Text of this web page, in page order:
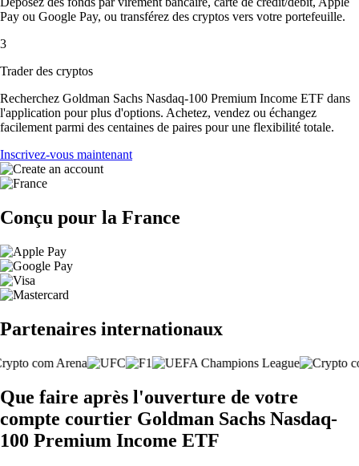
Pay ou Google Pay, ou transférez des cryptos vers votre portefeuille.
3
Trader des cryptos
Recherchez Goldman Sachs Nasdaq-100 Premium Income ETF dans
l'application pour plus d'options. Achetez, vendez ou échangez
facilement parmi des centaines de paires pour une flexibilité totale.
Inscrivez-vous maintenant
Conçu pour la France
Partenaires internationaux
Que faire après l'ouverture de votre
compte courtier Goldman Sachs Nasdaq-
100 Premium Income ETF